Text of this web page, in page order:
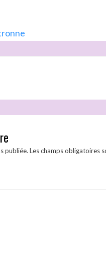
publiée. Les champs obligatoires